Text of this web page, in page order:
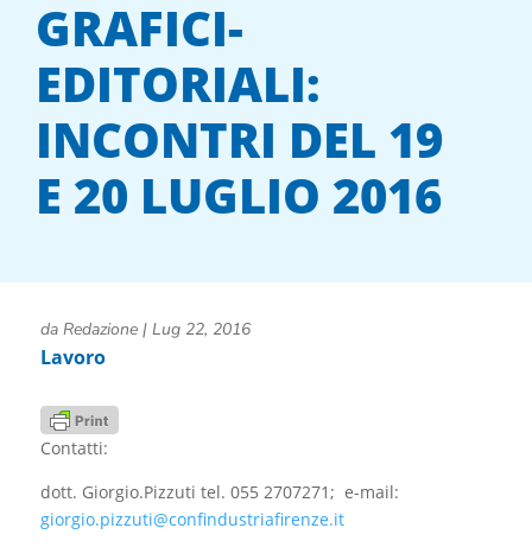
GRAFICI-
EDITORIALI:
INCONTRI DEL 19
E 20 LUGLIO 2016
da Redazione| Lug 22, 2016
Lavoro
Contatti:
dott. Giorgio.Pizzuti tel. 055 2707271; e-mail:
giorgio.pizzuti@confindustriafirenze.it